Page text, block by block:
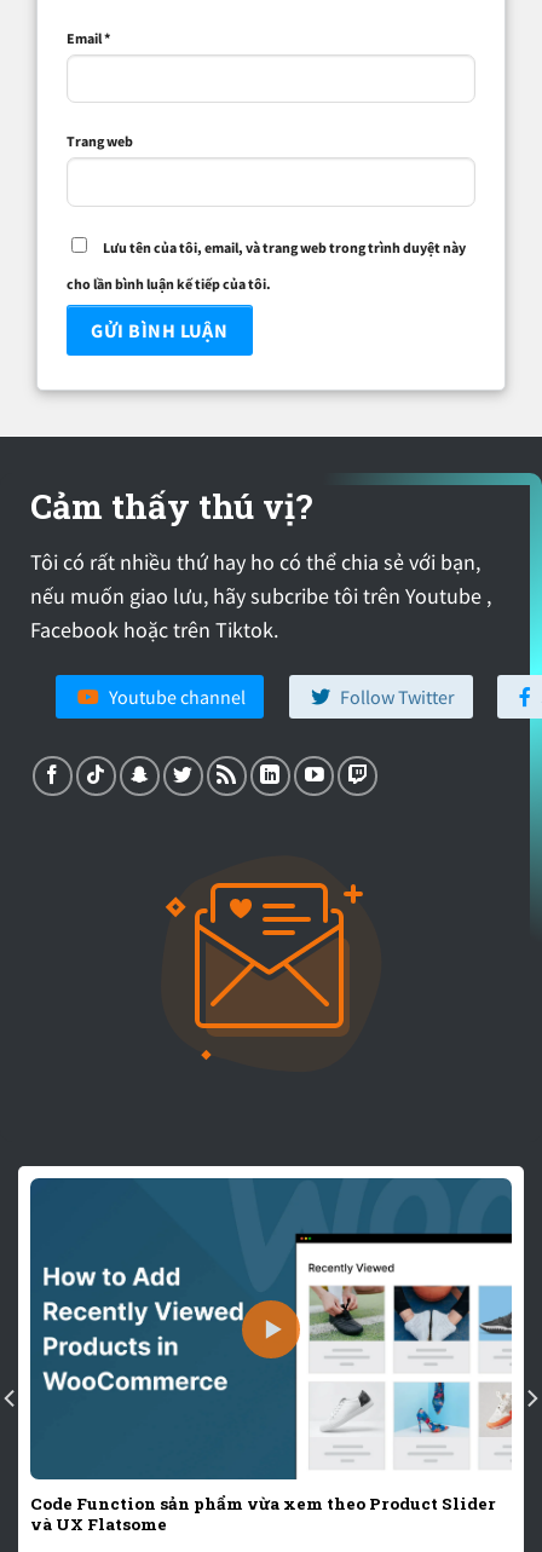
Email*
Trang web
Lưu tên của tôi, email, và trang web trong trình duyệt này
cho lần bình luận kế tiếp của tôi.
Cảm thấy thú vị?
Tôi có rất nhiều thứ hay ho có thể chia sẻ với bạn,
nếu muốn giao lưu, hãy subcribe tôi trên Youtube ,
Facebook hoặc trên Tiktok.
Youtube channel Follow Twitter
Code Function sản phẩm vừa xem theo Product Slider
và UX Flatsome